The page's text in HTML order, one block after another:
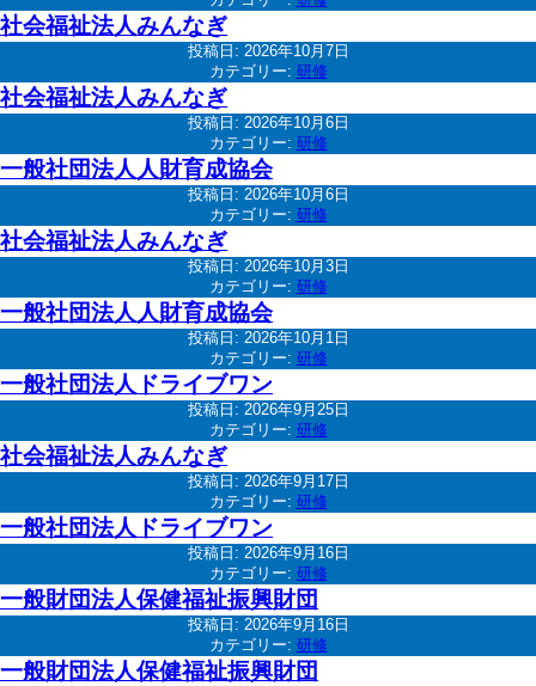
社会福祉法人みんなぎ
投稿日: 2026年10月7日
カテゴリー: 研修
社会福祉法人みんなぎ
投稿日: 2026年10月6日
カテゴリー: 研修
一般社団法人人財育成協会
投稿日: 2026年10月6日
カテゴリー: 研修
社会福祉法人みんなぎ
投稿日: 2026年10月3日
カテゴリー: 研修
一般社団法人人財育成協会
投稿日: 2026年10月1日
カテゴリー: 研修
一般社団法人ドライブワン
投稿日: 2026年9月25日
カテゴリー: 研修
社会福祉法人みんなぎ
投稿日: 2026年9月17日
カテゴリー: 研修
一般社団法人ドライブワン
投稿日: 2026年9月16日
カテゴリー: 研修
一般財団法人保健福祉振興財団
投稿日: 2026年9月16日
カテゴリー: 研修
一般財団法人保健福祉振興財団